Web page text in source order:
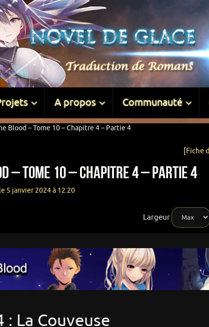
A propos Communauté
Blood – Tome 10 – Chapitre 4 – Partie 4
[Fiche
– Tome 10 – Chapitre 4 – Partie 4
5 janvier 2024 à 12:20
Largeur
: La Couveuse